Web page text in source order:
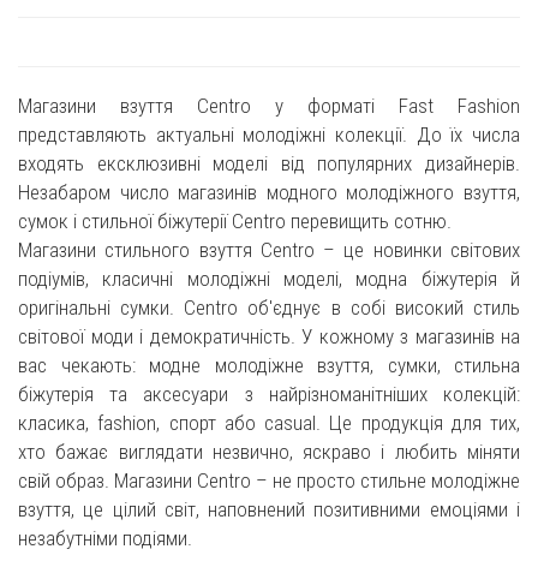
Магазини взуття Centro у форматі Fast Fashion
представляють актуальні молодіжні колекції. До їх числа
входять ексклюзивні моделі від популярних дизайнерів.
Незабаром число магазинів модного молодіжного взуття,
сумок і стильної біжутерії Centro перевищить сотню.
Магазини стильного взуття Centro – це новинки світових
подіумів, класичні молодіжні моделі, модна біжутерія й
оригінальні сумки. Centro об'єднує в собі високий стиль
світової моди і демократичність. У кожному з магазинів на
вас чекають: модне молодіжне взуття, сумки, стильна
біжутерія та аксесуари з найрізноманітніших колекцій:
класика, fashion, спорт або casual. Це продукція для тих,
хто бажає виглядати незвично, яскраво і любить міняти
свій образ. Магазини Centro – не просто стильне молодіжне
взуття, це цілий світ, наповнений позитивними емоціями і
незабутніми подіями.